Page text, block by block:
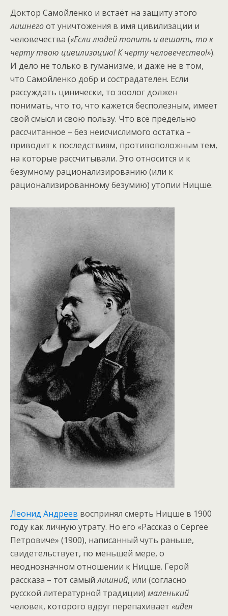
Доктор Самойленко и встаёт на защиту этого
лишнегоот уничтожения в имя цивилизации и
человечества («Если людей топить и вешать, то к
черту твою цивилизацию! К черту человечество!»).
И дело не только в гуманизме, и даже не в том,
что Самойленко добр и сострадателен. Если
рассуждать цинически, то зоолог должен
понимать, что то, что кажется бесполезным, имеет
свой смысл и свою пользу. Что всё предельно
рассчитанное – без неисчислимого остатка –
приводит к последствиям, противоположным тем,
на которые рассчитывали. Это относится и к
безумному рационализированию (или к
рационализированному безумию) утопии Ницше.
Леонид Андреев воспринял смерть Ницше в 1900
году как личную утрату. Но его «Рассказ о Сергее
Петровиче» (1900), написанный чуть раньше,
свидетельствует, по меньшей мере, о
неоднозначном отношении к Ницше. Герой
рассказа – тот самыйлишний, или (согласно
русской литературной традиции) маленький
человек, которого вдруг перепахивает «идея